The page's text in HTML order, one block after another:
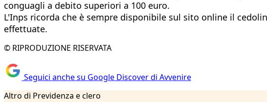
conguagli a debito superiori a 100 euro.
L'Inps ricorda che è sempre disponibile sul sito online il
effettuate.
© RIPRODUZIONE RISERVATA
Seguici anche su Google Discover di Avvenire
Altro di Previdenza e clero